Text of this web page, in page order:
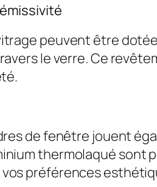
peuvent être
le verre. Ce
de fenêtre jouent
thermolaqué
préférences